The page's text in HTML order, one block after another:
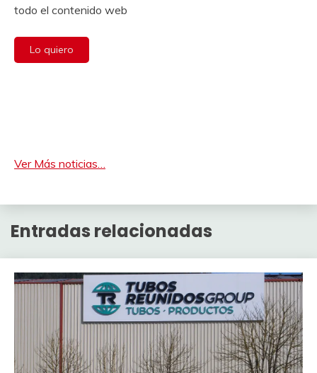
todo el contenido web
Lo quiero
Ver Más noticias…
Entradas relacionadas